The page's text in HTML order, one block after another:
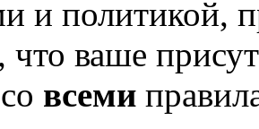
и политикой,
ваше
всеми